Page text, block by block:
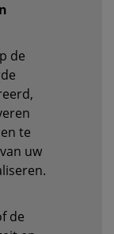
de
te
uw
de